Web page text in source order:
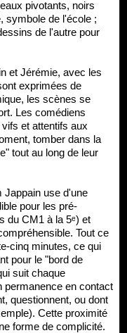
pivotants, noirs
symbole de l'école ;
de l'autre pour
et Jérémie, avec les
exprimées de
les scènes se
Les comédiens
et attentifs aux
tomber dans la
tout au long de leur
Jappain use d'une
pour les pré-
du CM1 à la 5ᵉ) et
Tout ce
cinq minutes, ce qui
pour le "bord de
suit chaque
permanence en contact
questionnent, ou dont
Cette proximité
forme de complicité.